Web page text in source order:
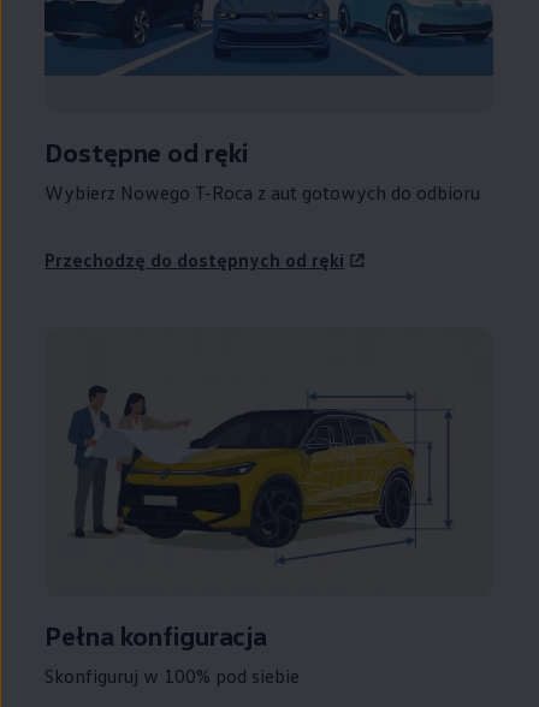
Dostępne od ręki
Wybierz Nowego T-Roca z aut gotowych do odbioru
Przechodzę do dostępnych od ręki
Pełna konfiguracja
Skonfiguruj w 100% pod siebie